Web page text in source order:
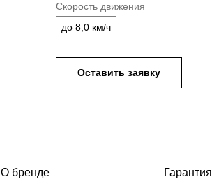
Скорость движения
до 8,0 км/ч
Оставить заявку
О бренде Гарантия